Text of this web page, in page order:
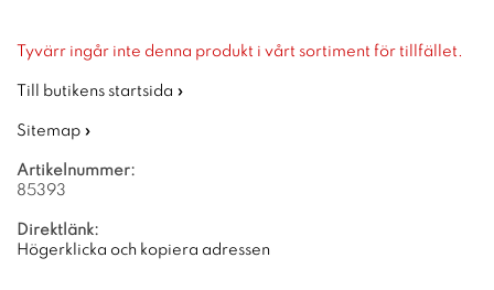
Tyvärr ingår inte denna produkt i vårt sortiment för tillfället.
Till butikens startsida »
Sitemap »
Artikelnummer:
85393
Direktlänk:
Högerklicka och kopiera adressen